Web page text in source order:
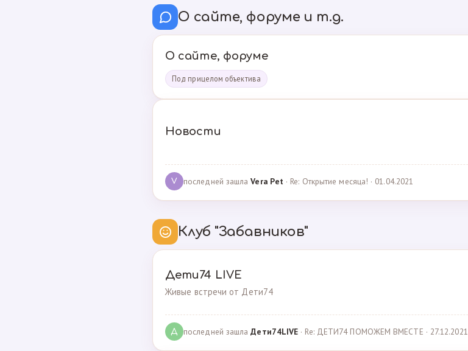
О сайте, форуме и т.д.
О сайте, форуме
Под прицелом объектива
Новости
V последней зашлаVera Pet · Re: Открытие месяца! · 01.04.2021
Клуб "Забавников"
Дети74 LIVE
Живые встречи от Дети74
Д последней зашлаДeти74LIVE · Re: ДЕТИ74 ПОМОЖЕМ ВМЕСТЕ · 27.12.2021